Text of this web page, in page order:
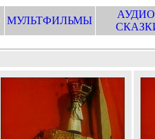
МУЛЬТФИЛЬМЫ